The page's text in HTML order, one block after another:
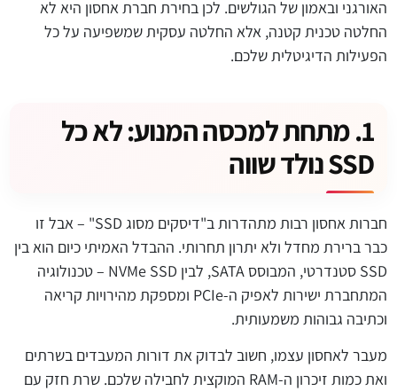
האורגני ובאמון של הגולשים. לכן בחירת חברת אחסון היא לא
החלטה טכנית קטנה, אלא החלטה עסקית שמשפיעה על כל
הפעילות הדיגיטלית שלכם.
1. מתחת למכסה המנוע: לא כל
SSD נולד שווה
חברות אחסון רבות מתהדרות ב"דיסקים מסוג SSD" – אבל זו
כבר ברירת מחדל ולא יתרון תחרותי. ההבדל האמיתי כיום הוא בין
SSD סטנדרטי, המבוסס SATA, לבין NVMe SSD – טכנולוגיה
המתחברת ישירות לאפיק ה-PCIe ומספקת מהירויות קריאה
וכתיבה גבוהות משמעותית.
מעבר לאחסון עצמו, חשוב לבדוק את דורות המעבדים בשרתים
ואת כמות זיכרון ה-RAM המוקצית לחבילה שלכם. שרת חזק עם